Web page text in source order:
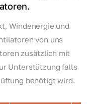
Windenergie und
von uns
zusätzlich mit
Unterstützung falls
benötigt wird.